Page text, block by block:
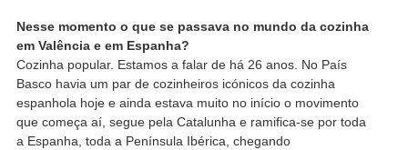
Nesse momento o que se passava no mundo da cozinha
em Valência e em Espanha?
Cozinha popular. Estamos a falar de há 26 anos. No País
Basco havia um par de cozinheiros icónicos da cozinha
espanhola hoje e ainda estava muito no início o movimento
que começa aí, segue pela Catalunha e ramifica-se por toda
a Espanha, toda a Península Ibérica, chegando